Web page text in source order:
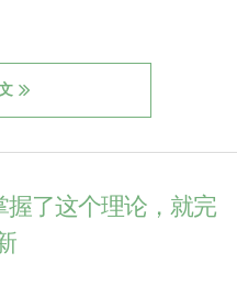
握了这个理论，就完